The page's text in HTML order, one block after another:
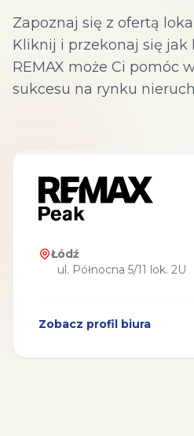
Zapoznaj się z ofertą
Kliknij i przekonaj się jak
REMAX może Ci pomóc
sukcesu na rynku
Łódź
ul. Północna 5/11 lok. 2U
Zobacz profil biura